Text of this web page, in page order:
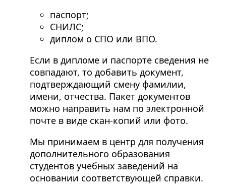
паспорт;
СНИЛС;
диплом о СПО или ВПО.
Если в дипломе и паспорте сведения не
совпадают, то добавить документ,
подтверждающий смену фамилии,
имени, отчества. Пакет документов
можно направить нам по электронной
почте в виде скан-копий или фото.
Мы принимаем в центр для получения
дополнительного образования
студентов учебных заведений на
основании соответствующей справки.